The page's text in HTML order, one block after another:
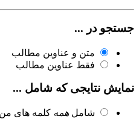
جستجو در ...
متن و عناوین مطالب
فقط عناوین مطالب
نمایش نتایجی که شامل ...
شامل همه کلمه های